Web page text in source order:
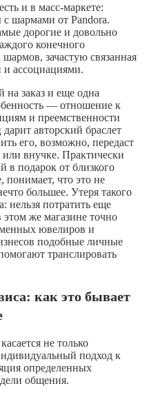
и в масс-маркете:
шармами от Pandora.
дорогие и довольно
конечного
шармов, зачастую связанная
и ассоциациями.
на заказ и еще одна
— отношение к
и преемственности
авторский браслет
его, возможно, передаст
или внучке. Практически
подарок от близкого
понимает, что это не
большее. Утеря такого
нельзя потратить еще
этом же магазине точно
ювелиров и
подобные личные
транслировать
как это бывает
не только
подход к
определенных
общения.